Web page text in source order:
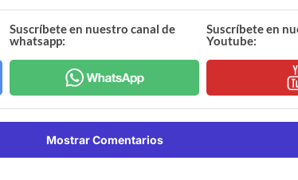
Suscríbete en nuestro canal de
whatsapp:
Suscríbete en
Youtube:
Mostrar Comentarios